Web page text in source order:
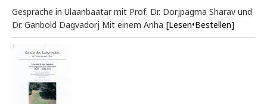
Gespräche in Ulaanbaatar mit Prof. Dr. Dorjpagma Sharav und
Dr. Ganbold Dagvadorj Mit einem Anha [Lesen•Bestellen]